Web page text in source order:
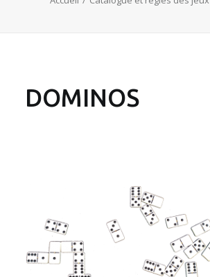
L’ASSOCIATION
ACTUALITÉS
CONTACT
DOMINOS